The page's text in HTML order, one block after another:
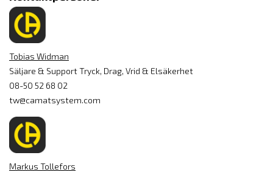
Tobias Widman
Säljare & Support Tryck, Drag, Vrid & Elsäkerhet
08-50 52 68 02
tw@camatsystem.com
Markus Tollefors